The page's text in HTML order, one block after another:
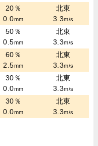
20％
0.0mm
北東
3.3m/s
50％
0.5mm
北東
3.3m/s
60％
2.5mm
北東
3.3m/s
30％
0.0mm
北東
3.3m/s
30％
0.0mm
北東
3.3m/s